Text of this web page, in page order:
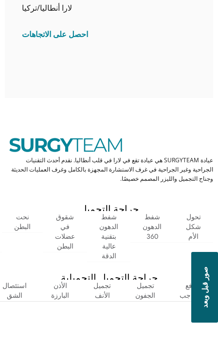
لارا أنطاليا/تركيا
احصل على الاتجاهات
عيادة SURGYTEAM هي عيادة تقع في لارا في قلب أنطاليا. نقدم أحدث التقنيات
الجراحية وغير الجراحية في غرف الاستشارة المجهزة بالكامل وغرف العمليات الحديثة
وجناح التجميل والليزر المصمم خصيصًا.
جراحة التجميل
تحول
شكل
الأم
شفط
الدهون
360
شفط
الدهون
بتقنية
عالية
الدقة
شقوق
في
عضلات
البطن
نحت
البطن
جراحة التجميل التجميلية
رفع
الحاجب
تجميل
الجفون
تجميل
الأنف
الأذن
البارزة
استئصال
الشق
صور قبل وبعد